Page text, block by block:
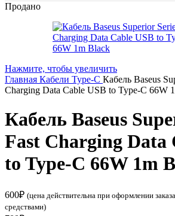
Продано
Нажмите, чтобы увеличить
Главная Кабели Type-C Кабель Baseus
Charging Data Cable USB to Type-C 66W
Кабель Baseus
Fast Charging Data
to Type-C 66W 1m
600₽ (цена действительна при оформлении
средствами)